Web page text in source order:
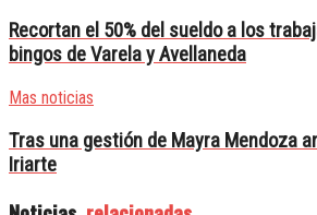
Recortan el 50% del sueldo a los
bingos de Varela y Avellaneda
Mas noticias
Tras una gestión de Mayra Mendoza
Iriarte